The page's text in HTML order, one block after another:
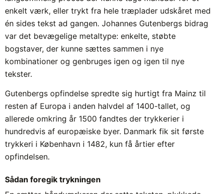
enkelt værk, eller trykt fra hele træplader udskåret med
én sides tekst ad gangen. Johannes Gutenbergs bidrag
var det bevægelige metaltype: enkelte, støbte
bogstaver, der kunne sættes sammen i nye
kombinationer og genbruges igen og igen til nye
tekster.
Gutenbergs opfindelse spredte sig hurtigt fra Mainz til
resten af Europa i anden halvdel af 1400-tallet, og
allerede omkring år 1500 fandtes der trykkerier i
hundredvis af europæiske byer. Danmark fik sit første
trykkeri i København i 1482, kun få årtier efter
opfindelsen.
Sådan foregik trykningen